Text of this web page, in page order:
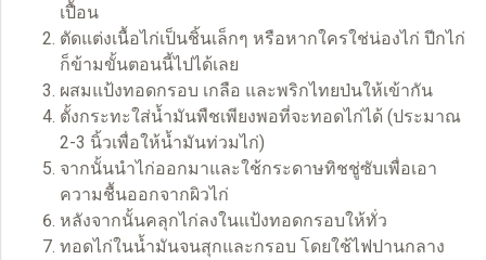
เปื้อน
ตัดแต่งเนื้อไก่เป็นชิ้นเล็กๆ หรือหากใครใช่น่องไก่ ปีกไก่
ก็ข้ามขั้นตอนนี้ไปได้เลย
ผสมแป้งทอดกรอบ เกลือ และพริกไทยป่นให้เข้ากัน
ตั้งกระทะใส่น้ำมันพืชเพียงพอที่จะทอดไก่ได้ (ประมาณ
2-3 นิ้วเพื่อให้น้ำมันท่วมไก่)
จากนั้นนำไก่ออกมาและใช้กระดาษทิชชู่ซับเพื่อเอา
ความชื้นออกจากผิวไก่
หลังจากนั้นคลุกไก่ลงในแป้งทอดกรอบให้ทั่ว
ทอดไก่ในน้ำมันจนสุกและกรอบ โดยใช้ไฟปานกลาง